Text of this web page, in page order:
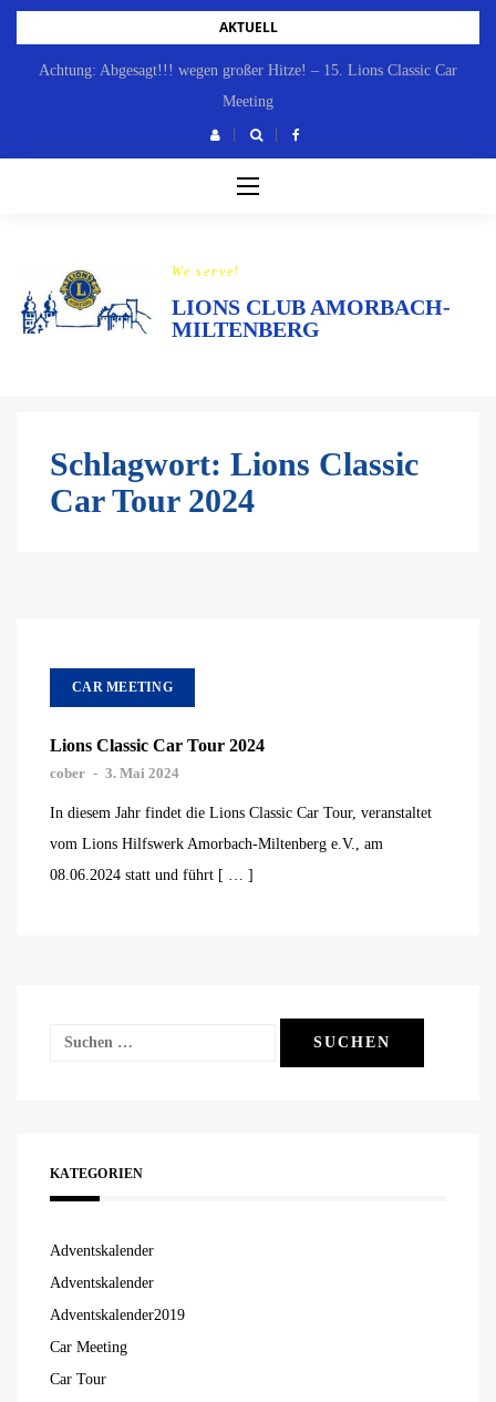
Skip
content
AKTUELL
Achtung: Abgesagt!!! wegen großer Hitze! – 15. Lions Classic Car
Meeting
We serve!
LIONS CLUB AMORBACH-
MILTENBERG
Schlagwort: Lions Classic
Car Tour 2024
CAR MEETING
Lions Classic Car Tour 2024
cober - 3. Mai 2024
In diesem Jahr findet die Lions Classic Car Tour, veranstaltet
vom Lions Hilfswerk Amorbach-Miltenberg e.V., am
08.06.2024 statt und führt [ … ]
Suchen
KATEGORIEN
Adventskalender
Adventskalender
Adventskalender2019
Car Meeting
Car Tour